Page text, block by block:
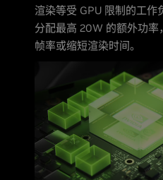
渲染等受 GPU 限制的工作
分配最高 20W 的额外功
帧率或缩短渲染时间。